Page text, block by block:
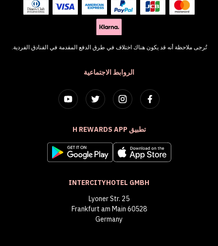
الروابط الاجتماعية
تطبيق H REWARDS APP
INTERCITYHOTEL GMBH
Lyoner Str. 25
60528 Frankfurt am Main
Germany
تُرجى ملاحظة أنه قد يكون هناك اختلاف في طرق الدفع المقدمة في الفنادق الفردية.